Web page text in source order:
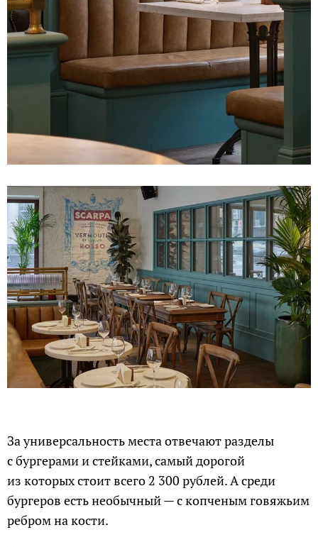
За универсальность места отвечают разделы
с бургерами и стейками, самый дорогой
из которых стоит всего 2 300 рублей. А среди
бургеров есть необычный — с копченым говяжьим
ребром на кости.